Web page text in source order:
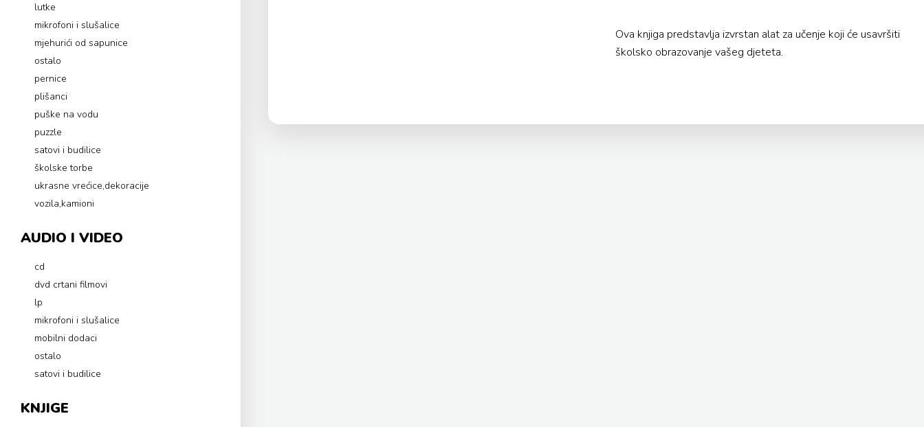
lutke
mikrofoni i slušalice
mjehurići od sapunice
ostalo
pernice
plišanci
puške na vodu
puzzle
satovi i budilice
školske torbe
ukrasne vrećice,dekoracije
vozila,kamioni
AUDIO I VIDEO
cd
dvd crtani filmovi
lp
mikrofoni i slušalice
mobilni dodaci
ostalo
satovi i budilice
KNJIGE
Ova knjiga predstavlja izvrstan alat za učenje koji će usavršiti
školsko obrazovanje vašeg djeteta.